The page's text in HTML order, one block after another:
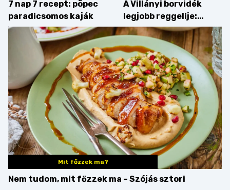
7 nap 7 recept: pöpec
paradicsomos kaják
A Villányi borvidék
legjobb reggelije:
kovászos kenyér és
gourmet pékáruk
Palkonyán
Mit főzzek ma?
Nem tudom, mit főzzek ma – Szójás sztori